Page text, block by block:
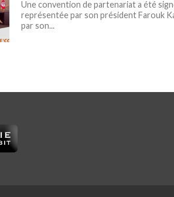
Une convention de partenariat a été
représentée par son président Farouk
par son...